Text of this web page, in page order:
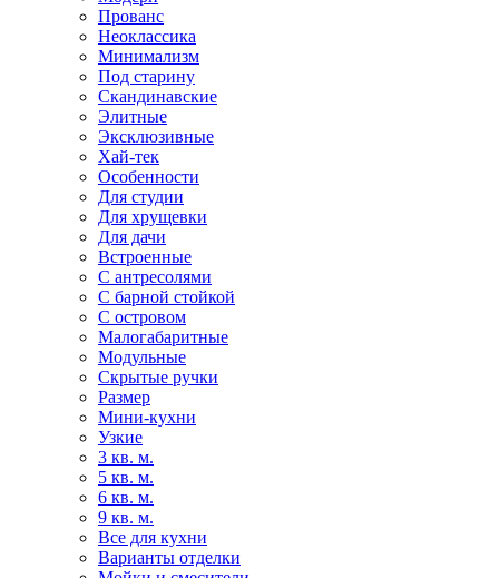
Прованс
Неоклассика
Минимализм
Под старину
Скандинавские
Элитные
Эксклюзивные
Хай-тек
Особенности
Для студии
Для хрущевки
Для дачи
Встроенные
С антресолями
С барной стойкой
С островом
Малогабаритные
Модульные
Скрытые ручки
Размер
Мини-кухни
Узкие
3 кв. м.
5 кв. м.
6 кв. м.
9 кв. м.
Все для кухни
Варианты отделки